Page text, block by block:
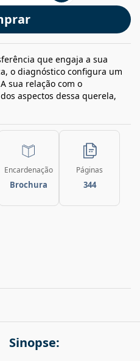
que engaja a sua
o diagnóstico configura um
sua relação com o
aspectos dessa querela,
Encardenação
Brochura
Páginas
344
Sinopse: